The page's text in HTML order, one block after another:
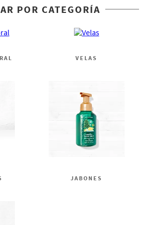
POR CATEGORÍA
VELAS
JABONES